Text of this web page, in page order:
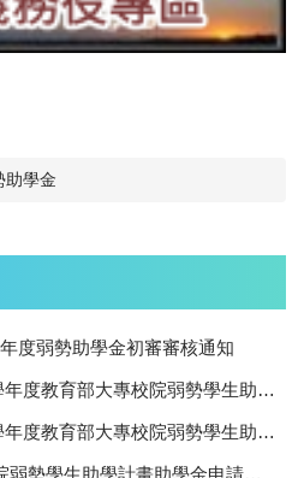
助學金
度弱勢助學金初審審核通知
大專校院弱勢學生助學計畫助學金申請公告
大專校院弱勢學生助學計畫助學金申請公告
生助學計畫助學金申請公告 (最新)